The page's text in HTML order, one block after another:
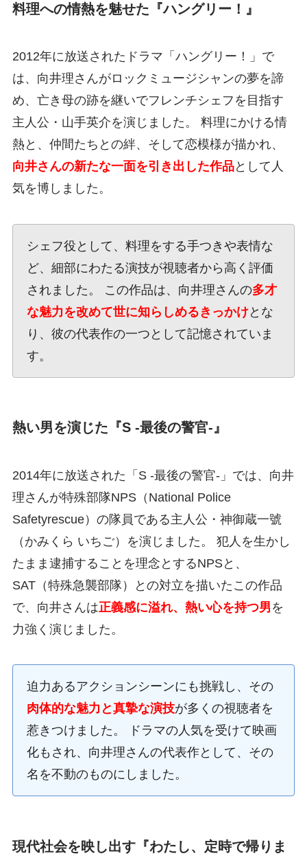
料理への情熱を魅せた『ハングリー！』
2012年に放送されたドラマ「ハングリー！」で
は、向井理さんがロックミュージシャンの夢を諦
め、亡き母の跡を継いでフレンチシェフを目指す
主人公・山手英介を演じました。 料理にかける情
熱と、仲間たちとの絆、そして恋模様が描かれ、
向井さんの新たな一面を引き出した作品として人
気を博しました。
シェフ役として、料理をする手つきや表情な
ど、細部にわたる演技が視聴者から高く評価
されました。 この作品は、向井理さんの多才
な魅力を改めて世に知らしめるきっかけとな
り、彼の代表作の一つとして記憶されていま
す。
熱い男を演じた『S -最後の警官-』
2014年に放送された「S -最後の警官-」では、向井
理さんが特殊部隊NPS（National Police
Safetyrescue）の隊員である主人公・神御蔵一號
（かみくら いちご）を演じました。 犯人を生かし
たまま逮捕することを理念とするNPSと、
SAT（特殊急襲部隊）との対立を描いたこの作品
で、向井さんは正義感に溢れ、熱い心を持つ男 を
力強く演じました。
迫力あるアクションシーンにも挑戦し、その
肉体的な魅力と真摯な演技が多くの視聴者を
惹きつけました。 ドラマの人気を受けて映画
化もされ、向井理さんの代表作として、その
名を不動のものにしました。
現代社会を映し出す『わたし、定時で帰りま